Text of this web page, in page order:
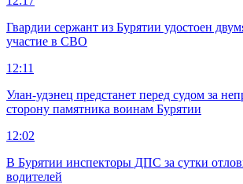
Гвардии сержант из Бурятии удостоен
участие в СВО
12:11
Улан-удэнец предстанет перед судом за
сторону памятника воинам Бурятии
12:02
В Бурятии инспекторы ДПС за сутки
водителей